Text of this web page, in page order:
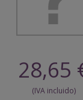
28,65